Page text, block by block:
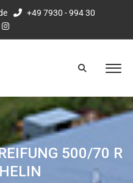
+49 7930 - 994 30
500/70 R